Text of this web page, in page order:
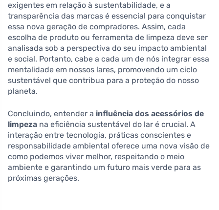
exigentes em relação à sustentabilidade, e a
transparência das marcas é essencial para conquistar
essa nova geração de compradores. Assim, cada
escolha de produto ou ferramenta de limpeza deve ser
analisada sob a perspectiva do seu impacto ambiental
e social. Portanto, cabe a cada um de nós integrar essa
mentalidade em nossos lares, promovendo um ciclo
sustentável que contribua para a proteção do nosso
planeta.
Concluindo, entender a influência dos acessórios de
limpeza na eficiência sustentável do lar é crucial. A
interação entre tecnologia, práticas conscientes e
responsabilidade ambiental oferece uma nova visão de
como podemos viver melhor, respeitando o meio
ambiente e garantindo um futuro mais verde para as
próximas gerações.